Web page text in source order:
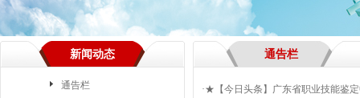
新闻动态
通告栏
通告栏
·★【今日头条】广东省职业技能鉴